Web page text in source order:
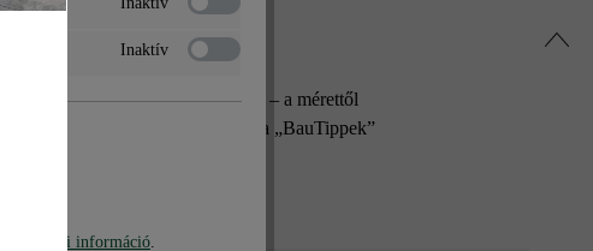
készletünk. A csomag tartalma – a mérettől
Az összeállítási útmutatót a „BauTippek”
Inaktív
További információ.